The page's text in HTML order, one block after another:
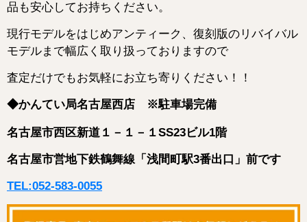
品も安心してお持ちください。
現行モデルをはじめアンティーク、復刻版のリバイバル
モデルまで幅広く取り扱っておりますので
査定だけでもお気軽にお立ち寄りください！！
◆かんてい局名古屋西店 ※駐車場完備
名古屋市西区新道１－１－１SS23ビル1階
名古屋市営地下鉄鶴舞線「浅間町駅3番出口」前です
TEL:052-583-0055